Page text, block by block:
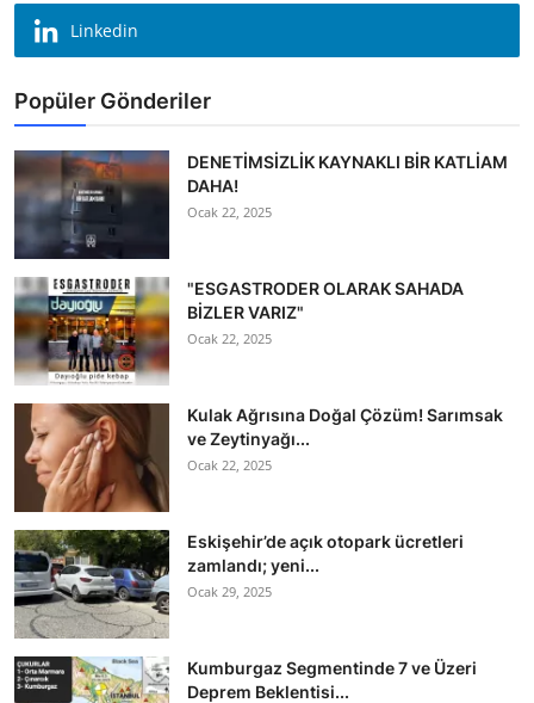
Linkedin
Popüler Gönderiler
DENETİMSİZLİK KAYNAKLI BİR KATLİAM
DAHA!
Ocak 22, 2025
"ESGASTRODER OLARAK SAHADA
BİZLER VARIZ"
Ocak 22, 2025
Kulak Ağrısına Doğal Çözüm! Sarımsak
ve Zeytinyağı...
Ocak 22, 2025
Eskişehir’de açık otopark ücretleri
zamlandı; yeni...
Ocak 29, 2025
Kumburgaz Segmentinde 7 ve Üzeri
Deprem Beklentisi...